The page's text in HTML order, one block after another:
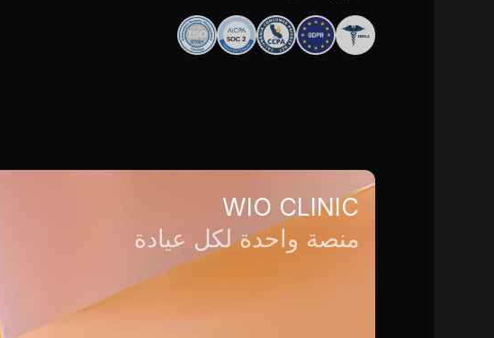
WIO CLINIC
منصة واحدة لكل عيادة